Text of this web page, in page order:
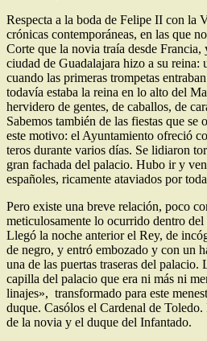
Respecta a la boda de Feli­pe II con la
crónicas contemporáneas, en las que
Corte que la novia traía desde
ciudad de Guadalajara hi­zo a su reina:
cuando las primeras trompetas
todavía estaba la reina en lo alto del
hervidero de gentes, de caballos, de
Sabemos también de las fiestas que se
este motivo: el Ayuntamiento ofreció
teros durante varios días. Se lidiaron
gran fachada del palacio. Hubo ir y
españoles, ricamente ataviados por
Pero existe una breve relación, poco
meticulosamente lo ocurrido dentro
Llegó la noche anterior el Rey, de
de negro, y entró embozado y con un
una de las puertas traseras del palacio.
capilla del palacio que era ni más ni
linajes», transformado para este
duque. Casólos el Cardenal de
de la novia y el duque del Infantado.